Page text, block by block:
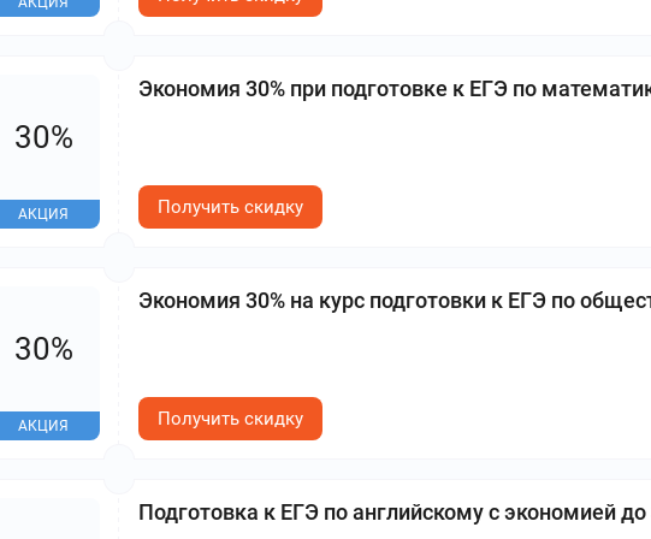
Экономия 30% при подготовке к ЕГЭ по
30%
АКЦИЯ Получить скидку
Экономия 30% на курс подготовки к ЕГЭ по
30%
АКЦИЯ Получить скидку
Подготовка к ЕГЭ по английскому с экономией до